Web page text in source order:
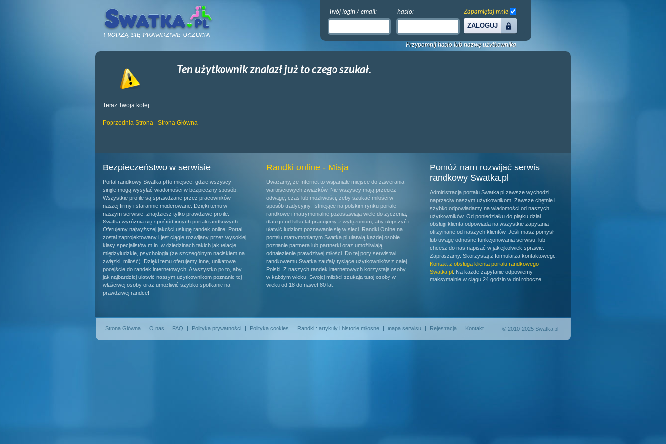
Twój login / email: hasło:
ZALOGUJ
Zapamiętaj mnie
Przypomnij hasło lub nazwę użytkownika
Ten użytkownik znalazł już to czego szukał.
Teraz Twoja kolej.
Poprzednia Strona Strona Główna
Bezpieczeństwo w serwisie
Portal randkowy Swatka.pl to miejsce, gdzie wszyscy
single mogą wysyłać wiadomości w bezpieczny sposób.
Wszystkie profile są sprawdzane przez pracowników
naszej firmy i starannie moderowane. Dzięki temu w
naszym serwisie, znajdziesz tylko prawdziwe profile.
Swatka wyróżnia się spośród innych portali randkowych.
Oferujemy najwyższej jakości usługę randek online. Portal
został zaprojektowany i jest ciągle rozwijany przez wysokiej
klasy specjalistów m.in. w dziedzinach takich jak relacje
międzyludzkie, psychologia (ze szczególnym naciskiem na
związki, miłość). Dzięki temu oferujemy inne, unikatowe
podejście do randek internetowych. A wszystko po to, aby
jak najbardziej ułatwić naszym użytkownikom poznanie tej
właściwej osoby oraz umożliwić szybko spotkanie na
prawdziwej randce!
Randki online - Misja
Uważamy, że Internet to wspaniałe miejsce do zawierania
wartościowych związków. Nie wszyscy mają przecież
odwagę, czas lub możliwości, żeby szukać miłości w
sposób tradycyjny. Istniejące na polskim rynku portale
randkowe i matrymonialne pozostawiają wiele do życzenia,
dlatego od kilku lat pracujemy z wytężeniem, aby ulepszyć i
ułatwić ludziom poznawanie się w sieci. Randki Online na
portalu matrymonianym Swatka.pl ułatwią każdej osobie
poznanie partnera lub partnerki oraz umożliwiają
odnalezienie prawdziwej miłości. Do tej pory serwisowi
randkowemu Swatka zaufały tysiące użytkowników z całej
Polski. Z naszych randek internetowych korzystają osoby
w każdym wieku. Swojej miłości szukają tutaj osoby w
wieku od 18 do nawet 80 lat!
Pomóż nam rozwijać serwis
randkowy Swatka.pl
Administracja portalu Swatka.pl zawsze wychodzi
naprzeciw naszym użytkownikom. Zawsze chętnie i
szybko odpowiadamy na wiadomości od naszych
użytkowników. Od poniedziałku do piątku dział
obsługi klienta odpowiada na wszystkie zapytania
otrzymane od naszych klientów. Jeśli masz pomysł
lub uwagę odnośne funkcjonowania serwisu, lub
chcesz do nas napisać w jakiejkolwiek sprawie:
Zapraszamy. Skorzystaj z formularza kontaktowego:
Kontakt z obsługą klienta portalu randkowego
Swatka.pl . Na każde zapytanie odpowiemy
maksymalnie w ciągu 24 godzin w dni robocze.
Strona Główna O nas FAQ Polityka prywatności Polityka cookies Randki : artykuły i historie miłosne mapa serwisu Rejestracja Kontakt © 2010-2025 Swatka.pl